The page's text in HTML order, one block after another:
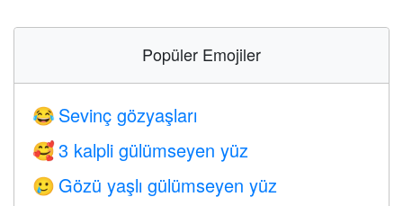
Popüler Emojiler
😂 Sevinç gözyaşları
🥰 3 kalpli gülümseyen yüz
🥲 Gözü yaşlı gülümseyen yüz